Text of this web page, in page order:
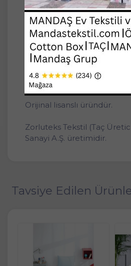
Özel ipliği ile ultra
konforlu bir kullanış sağlar.
Tüylenme yapmaz, hijyenik.
Orijinal fermuarlı PVC
kargolanacaktır, orijinallik
çantasında görebilirsiniz.
Orijinal lisanslı üründür.
Zorluteks Tekstil (Taç
Sanayi A.Ş. üretimidir.
Tavsiye Edilen